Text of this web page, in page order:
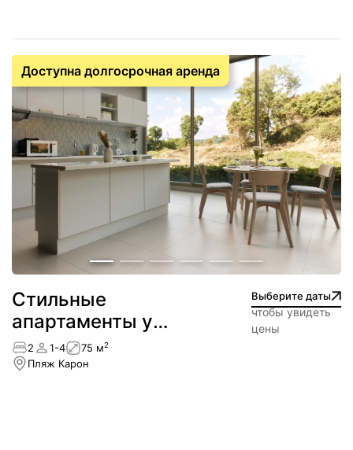
Стильные
апартаменты у
пляжа Карон —
новинка!
Выберите даты
чтобы увидеть
цены
2 1-4 75 м2
Пляж Карон
Доступна долгосрочная аренда